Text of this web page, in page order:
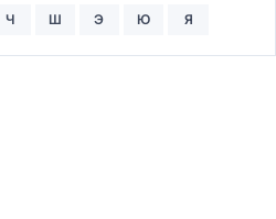
Ч Ш Э Ю Я